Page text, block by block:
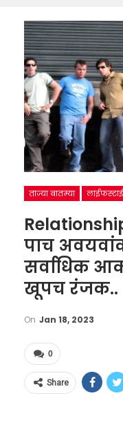
ताज्या बातम्या
पाच
सर्वाधिक
खूपच रंजक..
On Jan 18, 2023
0
Share